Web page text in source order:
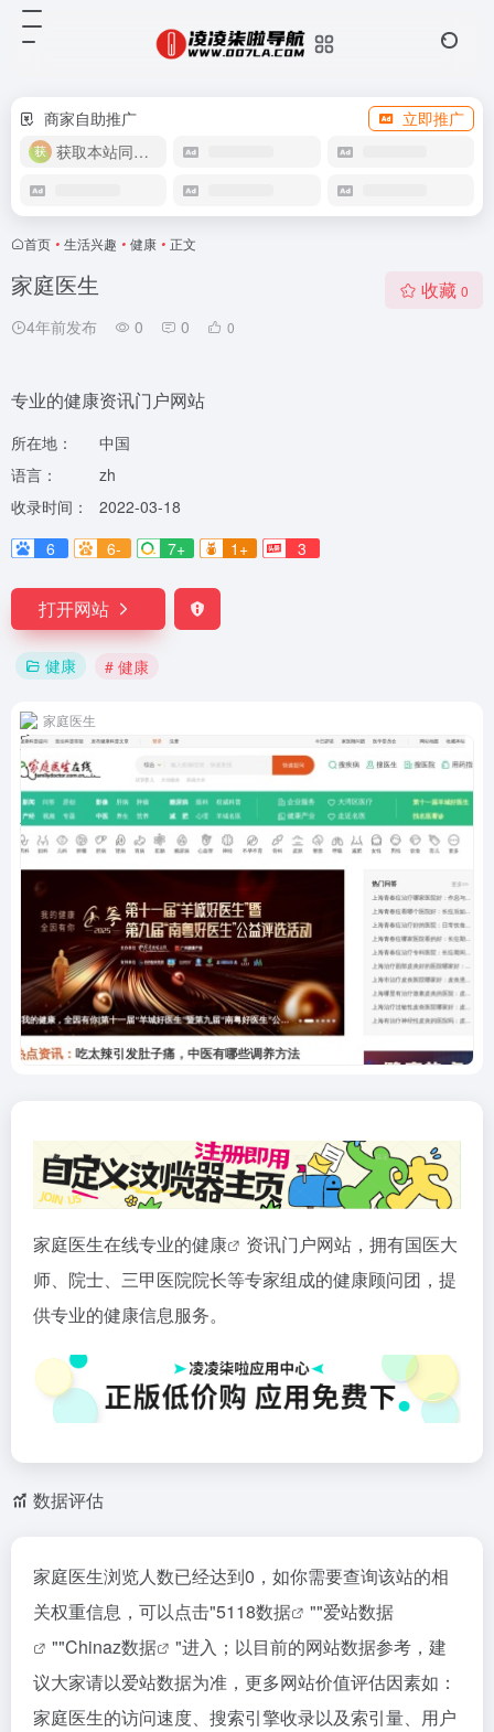
商家自助推广
立即推广
获取本站同款主题
首页 • 生活兴趣 • 健康 • 正文
家庭医生
4年前发布 0 0 0
收藏 0
专业的健康资讯门户网站
所在地：
中国
语言：
zh
收录时间：
2022-03-18
6
6- 7+ 1+ 3
打开网站
健康 # 健康
家庭医生
家庭医生在线专业的健康
资讯门户网站，拥有国医大
师、院士、三甲医院院长等专家组成的健康顾问团，提
供专业的健康信息服务。
数据评估
家庭医生浏览人数已经达到0，如你需要查询该站的相
关权重信息，可以点击"5118数据 ""爱站数据
""Chinaz数据
"进入；以目前的网站数据参考，建
议大家请以爱站数据为准，更多网站价值评估因素如：
家庭医生的访问速度、搜索引擎收录以及索引量、用户